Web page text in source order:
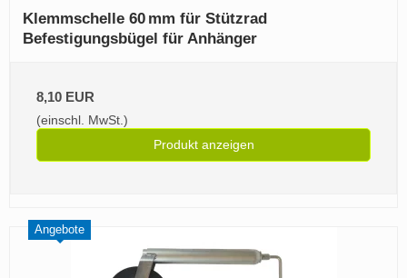
Klemmschelle 60 mm für Stützrad
Befestigungsbügel für Anhänger
8,10 EUR
(einschl. MwSt.)
Produkt anzeigen
Angebote